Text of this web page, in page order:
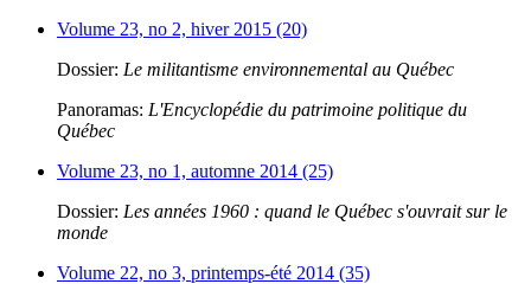
Volume 23, no 2, hiver 2015 (20)
Dossier: Le militantisme environnemental au Québec
Panoramas: L'Encyclopédie du patrimoine politique du
Québec
Volume 23, no 1, automne 2014 (25)
Dossier: Les années 1960 : quand le Québec s'ouvrait sur le
monde
Volume 22, no 3, printemps-été 2014 (35)